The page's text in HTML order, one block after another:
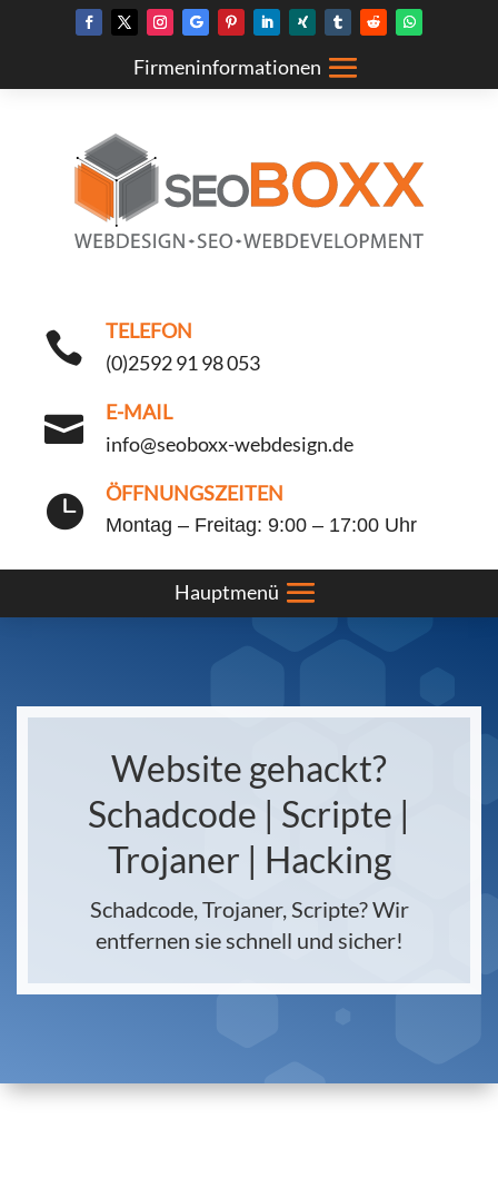

TELEFON
(0)2592 91 98 053

E-MAIL
info@seoboxx-webdesign.de
 ÖFFNUNGSZEITEN
Montag – Freitag: 9:00 – 17:00 Uhr
Website gehackt?
Schadcode | Scripte |
Trojaner | Hacking
Schadcode, Trojaner, Scripte? Wir
entfernen sie schnell und sicher!